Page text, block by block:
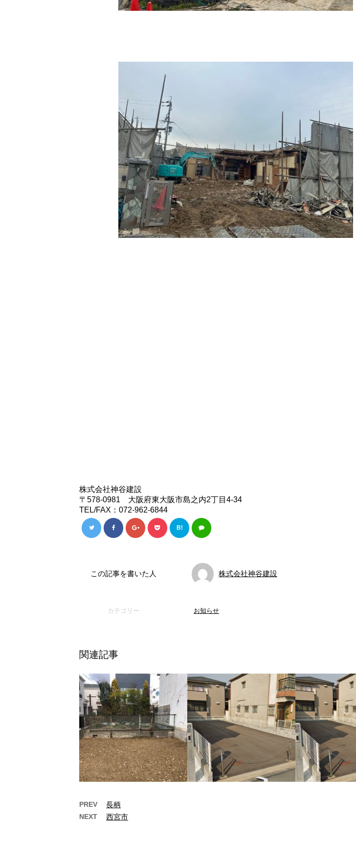
株式会社神谷建設
〒578-0981 大阪府東大阪市島之内2丁目4-34
TEL/FAX：072-962-6844
B!
この記事を書いた人 株式会社神谷建設
カテゴリー お知らせ
関連記事
箕面市
PREV 長柄
NEXT 西宮市